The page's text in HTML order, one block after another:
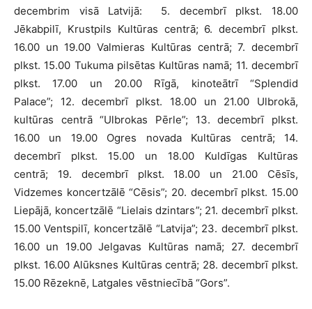
decembrim visā Latvijā: 5. decembrī plkst. 18.00
Jēkabpilī, Krustpils Kultūras centrā; 6. decembrī plkst.
16.00 un 19.00 Valmieras Kultūras centrā; 7. decembrī
plkst. 15.00 Tukuma pilsētas Kultūras namā; 11. decembrī
plkst. 17.00 un 20.00 Rīgā, kinoteātrī “Splendid
Palace”; 12. decembrī plkst. 18.00 un 21.00 Ulbrokā,
kultūras centrā “Ulbrokas Pērle”; 13. decembrī plkst.
16.00 un 19.00 Ogres novada Kultūras centrā; 14.
decembrī plkst. 15.00 un 18.00 Kuldīgas Kultūras
centrā; 19. decembrī plkst. 18.00 un 21.00 Cēsīs,
Vidzemes koncertzālē “Cēsis”; 20. decembrī plkst. 15.00
Liepājā, koncertzālē “Lielais dzintars”; 21. decembrī plkst.
15.00 Ventspilī, koncertzālē “Latvija”; 23. decembrī plkst.
16.00 un 19.00 Jelgavas Kultūras namā; 27. decembrī
plkst. 16.00 Alūksnes Kultūras centrā; 28. decembrī plkst.
15.00 Rēzeknē, Latgales vēstniecībā “Gors”.